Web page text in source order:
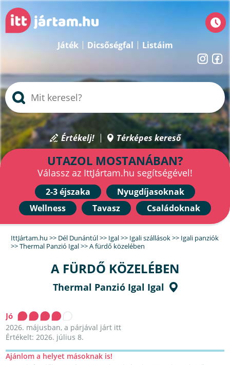
Játék Dicsőségfal Listáim
Értékelj! Térképes kereső
UTAZOL MOSTANÁBAN?
Válassz az IttJártam.hu segítségével!
2-3 éjszaka
Nyugdíjasoknak
Wellness
Tavasz Családoknak
IttJártam.hu >> Dél Dunántúl>> Igal>> Igali szállások>> Igali panziók
>>Thermal Panzió Igal>>A fürdő közelében
A FÜRDŐ KÖZELÉBEN
Thermal Panzió Igal Igal
Jó
2026. májusban, a párjával járt itt
Értékelt: 2026. július 8.
Ajánlom a helyet másoknak is!